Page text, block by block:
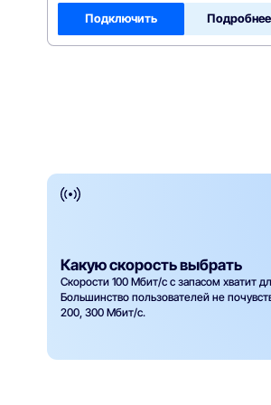
Подключить
Какую скорость выбрать
Скорости 100 Мбит/с с запасом хватит
Большинство пользователей не
200, 300 Мбит/с.